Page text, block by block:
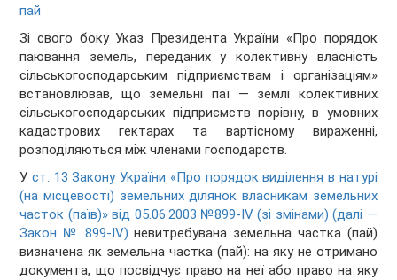
пай
Зі свого боку Указ Президента України «Про порядок
паювання земель, переданих у колективну власність
сільськогосподарським підприємствам і організаціям»
встановлював, що земельні паї — землі колективних
сільськогосподарських підприємств порівну, в умовних
кадастрових гектарах та вартісному вираженні,
розподіляються між членами господарств.
Уст. 13 Закону України «Про порядок виділення в натурі
(на місцевості) земельних ділянок власникам земельних
часток (паїв)» від 05.06.2003 №899-IV (зі змінами) (далі —
Закон № 899-IV) невитребувана земельна частка (пай)
визначена як земельна частка (пай): на яку не отримано
документа, що посвідчує право на неї або право на яку